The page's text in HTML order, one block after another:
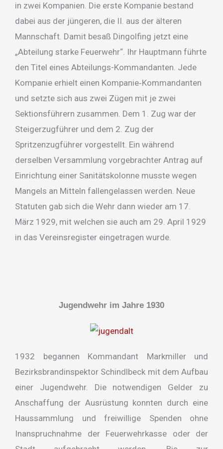
in zwei Kompanien. Die erste Kompanie bestand
dabei aus der jüngeren, die II. aus der älteren
Mannschaft. Damit besaß Dingolfing jetzt eine
„Abteilung starke Feuerwehr“. Ihr Hauptmann führte
den Titel eines Abteilungs-Kommandanten. Jede
Kompanie erhielt einen Kompanie‑Kommandanten
und setzte sich aus zwei Zügen mit je zwei
Sektionsführern zusammen. Dem 1. Zug war der
Steigerzugführer und dem 2. Zug der
Spritzenzugführer vorgestellt. Ein während
derselben Versammlung vorgebrachter Antrag auf
Einrichtung einer Sanitätskolonne musste wegen
Mangels an Mitteln fallengelassen werden. Neue
Statuten gab sich die Wehr dann wieder am 17.
März 1929, mit welchen sie auch am 29. April 1929
in das Vereinsregister eingetragen wurde.
Jugendwehr im Jahre 1930
1932 begannen Kommandant Markmiller und
Bezirksbrandinspektor Schindlbeck mit dem Aufbau
einer Jugendwehr. Die notwendigen Gelder zu
Anschaffung der Ausrüstung konnten durch eine
Haussammlung und freiwillige Spenden ohne
Inanspruchnahme der Feuerwehrkasse oder der